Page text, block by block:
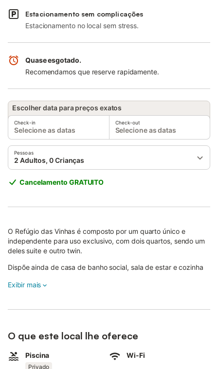
Estacionamento sem complicações
Estacionamento no local sem stress.
Quase esgotado.
Recomendamos que reserve rapidamente.
Escolher data para preços exatos
Check-in
Selecione as datas
Check-out
Selecione as datas
Pessoas
2 Adultos, 0 Crianças
Cancelamento GRATUITO
O Refúgio das Vinhas é composto por um quarto único e
independente para uso exclusivo, com dois quartos, sendo um
deles suite e outro twin.
Dispõe ainda de casa de banho social, sala de estar e cozinha
O alojamento dispõe ainda de uma zona de churrasco para uso
exclusivo, uma área de lazer envolvente e estacionamento
Exibir mais
O que este local lhe oferece
Piscina
Privado
Wi-Fi